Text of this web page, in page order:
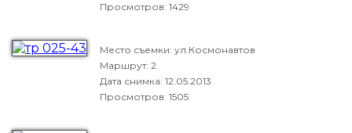
Просмотров: 1429
Место съемки: ул.Космонавтов
Маршрут: 2
Дата снимка: 12.05.2013
Просмотров: 1505